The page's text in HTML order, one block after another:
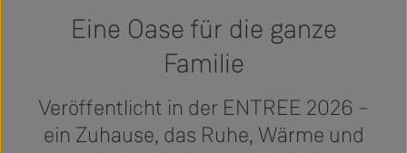
Eine Oase für die ganze
Familie
Veröffentlicht in der ENTREE 2026 –
ein Zuhause, das Ruhe, Wärme und